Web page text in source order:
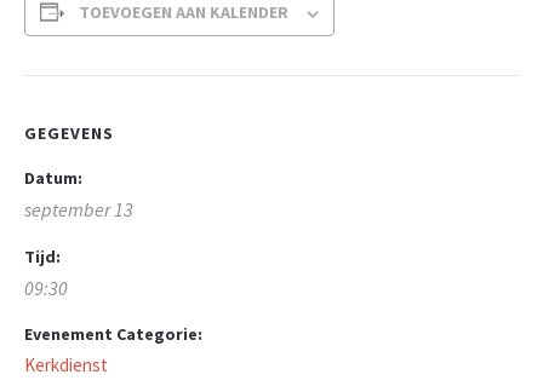
TOEVOEGEN AAN KALENDER
GEGEVENS
Datum:
september 13
Tijd:
09:30
Evenement Categorie:
Kerkdienst